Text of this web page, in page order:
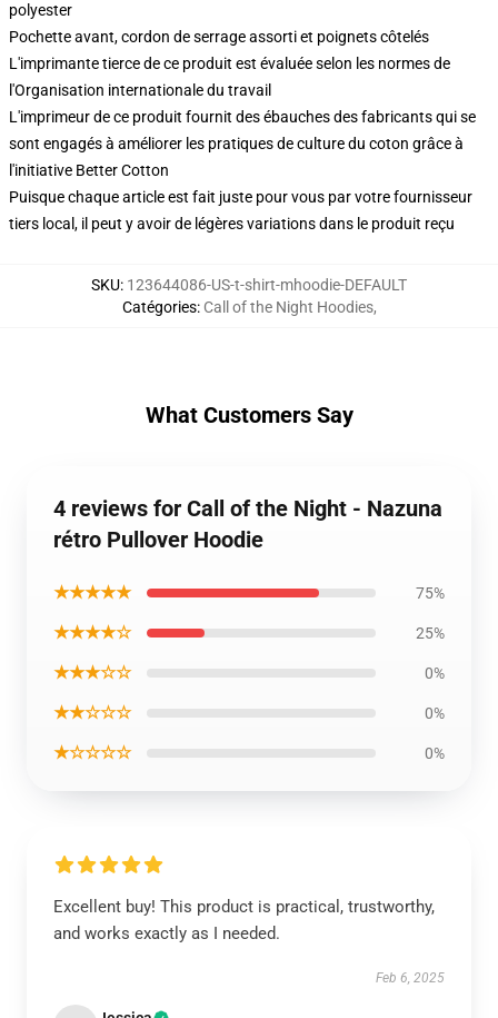
polyester
Pochette avant, cordon de serrage assorti et poignets côtelés
L'imprimante tierce de ce produit est évaluée selon les normes de
l'Organisation internationale du travail
L'imprimeur de ce produit fournit des ébauches des fabricants qui se
sont engagés à améliorer les pratiques de culture du coton grâce à
l'initiative Better Cotton
Puisque chaque article est fait juste pour vous par votre fournisseur
tiers local, il peut y avoir de légères variations dans le produit reçu
SKU: 123644086-US-t-shirt-mhoodie-DEFAULT
Catégories: Call of the Night Hoodies,
What Customers Say
4 reviews for Call of the Night - Nazuna
rétro Pullover Hoodie
★★★★★ 75%
★★★★☆ 25%
★★★☆☆ 0%
★★☆☆☆ 0%
★☆☆☆☆ 0%
Excellent buy! This product is practical, trustworthy,
and works exactly as I needed.
Feb 6, 2025